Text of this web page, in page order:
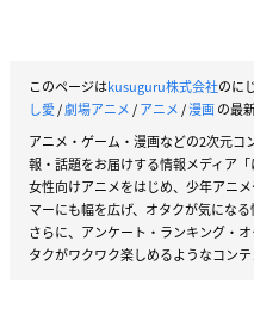
ニーと直接対決へ。
銃声鳴り響く中、撃ち抜か
外な人物で…!?
ノーブル家を狙った襲撃戦
終焉へ向かう――。
死と愛が背中合わせの大人
このページはkusuguru株式会社のに
し愛/劇場アニメ/アニメ/漫画の最
アニメ・ゲーム・漫画などの2次元
報・話題をお届けする情報メディア「
女性向けアニメをはじめ、少年アニ
マーにも幅を広げ、オタクが気にな
さらに、アンケート・ランキング・
タクがワクワク楽しめるようなコンテ